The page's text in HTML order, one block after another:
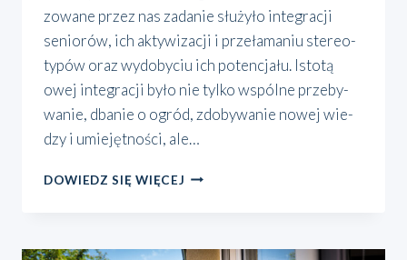
zo­wa­ne przez nas zada­nie słu­ży­ło inte­gra­cji
senio­rów, ich akty­wi­za­cji i prze­ła­ma­niu ste­reo­
ty­pów oraz wydo­by­ciu ich poten­cja­łu. Isto­tą
owej inte­gra­cji było nie tyl­ko wspól­ne prze­by­
wa­nie, dba­nie o ogród, zdo­by­wa­nie nowej wie­
dzy i umie­jęt­no­ści, ale…
DOWIEDZ SIĘ WIĘCEJ AKTYWNY
I